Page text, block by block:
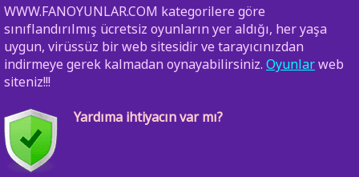
WWW.FANOYUNLAR.COM kategorilere göre
sınıflandırılmış ücretsiz oyunların yer aldığı, her yaşa
uygun, virüssüz bir web sitesidir ve tarayıcınızdan
indirmeye gerek kalmadan oynayabilirsiniz. Oyunlarweb
siteniz!!!
Yardıma ihtiyacın var mı?